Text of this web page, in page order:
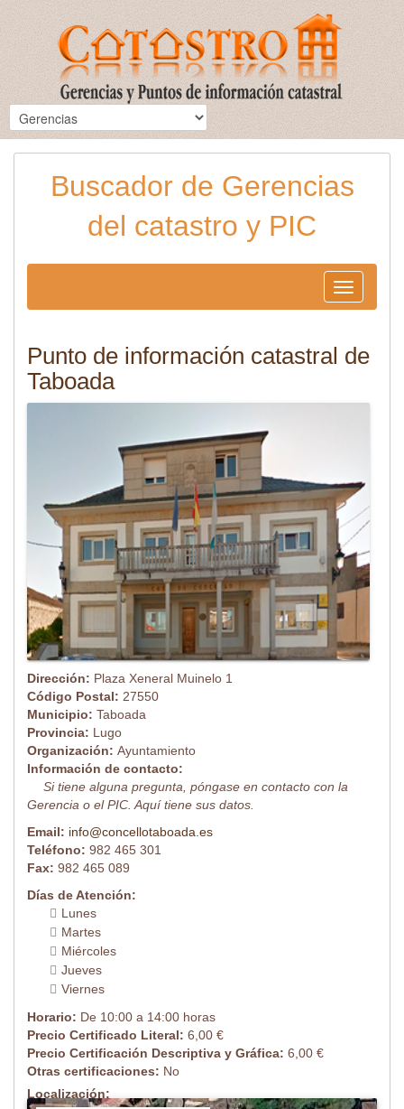
Buscador de Gerencias
del catastro y PIC
Toggle
navigation
Punto de información catastral de
Taboada
Dirección: Plaza Xeneral Muinelo 1
Código Postal: 27550
Municipio: Taboada
Provincia: Lugo
Organización: Ayuntamiento
Información de contacto:
Si tiene alguna pregunta, póngase en contacto con la
Gerencia o el PIC. Aquí tiene sus datos.
Email: info@concellotaboada.es
Teléfono: 982 465 301
Fax: 982 465 089
Días de Atención:
Lunes
Martes
Miércoles
Jueves
Viernes
Horario: De 10:00 a 14:00 horas
Precio Certificado Literal: 6,00 €
Precio Certificación Descriptiva y Gráfica: 6,00 €
Otras certificaciones: No
Localización: